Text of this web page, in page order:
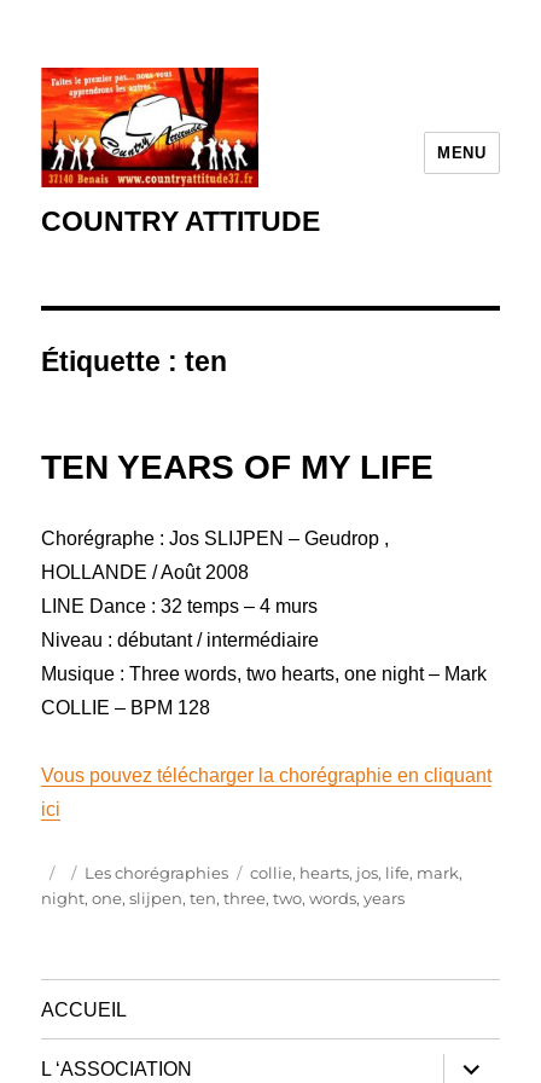
COUNTRY ATTITUDE
MENU
Étiquette :ten
TEN YEARS OF MY LIFE
Chorégraphe : Jos SLIJPEN – Geudrop ,
HOLLANDE / Août 2008
LINE Dance : 32 temps – 4 murs
Niveau : débutant / intermédiaire
Musique : Three words, two hearts, one night – Mark
COLLIE – BPM 128
Vous pouvez télécharger la chorégraphie en cliquant
ici
Publié
le
Catégories
Les chorégraphies Étiquettes
collie, hearts, jos, life, mark,
night,one,slijpen,ten,three,two,words,years
ACCUEIL
L ‘ASSOCIATION
ouvrir